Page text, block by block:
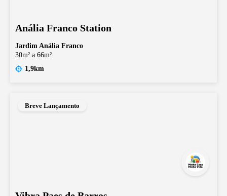
Anália Franco Station
Jardim Anália Franco
30m² a 66m²
1,9km
Breve Lançamento